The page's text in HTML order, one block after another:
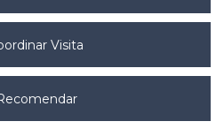
Visita